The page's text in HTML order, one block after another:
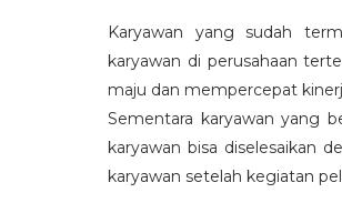
Karyawan yang sudah
karyawan di perusahaan
maju dan mempercepat
Sementara karyawan yang
karyawan bisa diselesaikan
karyawan setelah kegiatan